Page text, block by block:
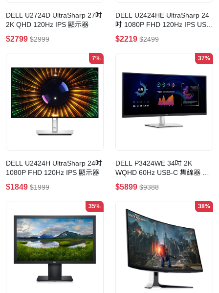
DELL U2724D UltraSharp 27吋
2K QHD 120Hz IPS 顯示器
$2799 $2999
DELL U2424HE UltraSharp 24
吋 1080P FHD 120Hz IPS USB-
C集線器 顯示器
$2219 $2499
7%
DELL U2424H UltraSharp 24吋
1080P FHD 120Hz IPS 顯示器
$1849 $1999
37%
DELL P3424WE 34吋 2K
WQHD 60Hz USB-C 集線器 曲
面顯示器
$5899 $9388
35% 38%